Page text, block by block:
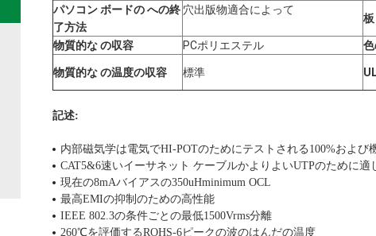
パソコン ボードの への終
了方法
穴出版物適合によって
物質的な の収容
PCポリエステル
物質的な の温度の収容 標準
記述:
内部磁気学は電気でHI-POTのためにテストされる100%および
CAT5&6速いイーサネット ケーブルかよりよいUTPのために適
現在の8mAバイアスの350uHminimum OCL
最高EMIの抑制のための高性能
IEEE 802.3の条件ごとの最低1500Vrms分離
260℃を評価するROHS-6ピークの波のはんだの温度